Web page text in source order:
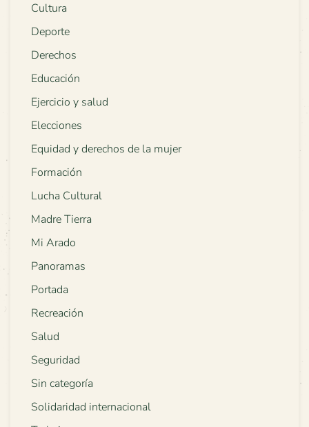
Cultura
Deporte
Derechos
Educación
Ejercicio y salud
Elecciones
Equidad y derechos de la mujer
Formación
Lucha Cultural
Madre Tierra
Mi Arado
Panoramas
Portada
Recreación
Salud
Seguridad
Sin categoría
Solidaridad internacional